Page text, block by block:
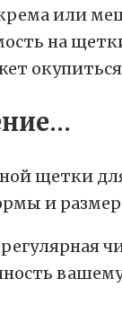
или
на
окупиться
щетки
и